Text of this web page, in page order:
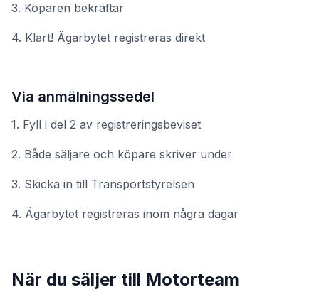
3. Köparen bekräftar
4. Klart! Ägarbytet registreras direkt
Via anmälningssedel
1. Fyll i del 2 av registreringsbeviset
2. Både säljare och köpare skriver under
3. Skicka in till Transportstyrelsen
4. Ägarbytet registreras inom några dagar
När du säljer till Motorteam